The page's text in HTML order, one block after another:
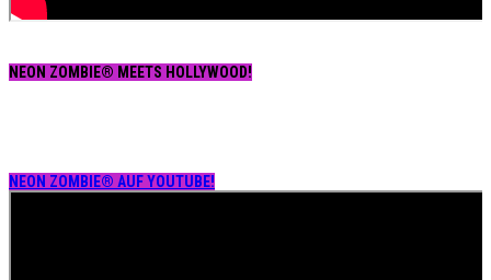
NEON ZOMBIE® MEETS HOLLYWOOD!
NEON ZOMBIE® AUF YOUTUBE!